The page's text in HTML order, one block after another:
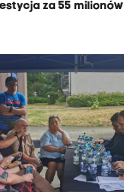
za 55 milionów